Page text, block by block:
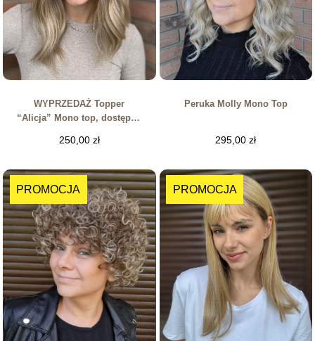
WYPRZEDAŻ Topper
“Alicja” Mono top, dostępny
250,00 zł
Peruka Molly Mono Top
295,00zł
PROMOCJA PROMOCJA